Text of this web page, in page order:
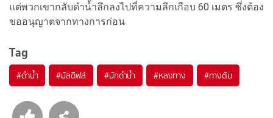
แต่พวกเขากลับดำน้ำลึกลงไปที่ความลึกเกือบ 60 เมตร ซึ่งต้อง
ขออนุญาตจากทางการก่อน
Tag
#ดำน้ำ #มัลดีฟส์ #นักดำน้ำ #หลงทาง #ทางตัน